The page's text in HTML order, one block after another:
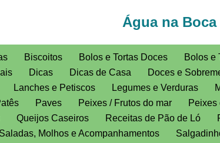
Água na Boca
Biscoitos Bolos e Tortas Doces Bolos e
Dicas Dicas de Casa Doces e
Lanches e Petiscos Legumes e Verduras
Paves Peixes / Frutos do mar Peixes
Queijos Caseiros Receitas de Pão de Ló
Saladas, Molhos e Acompanhamentos